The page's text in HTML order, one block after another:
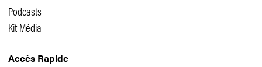
Podcasts
Kit Média
Accès Rapide